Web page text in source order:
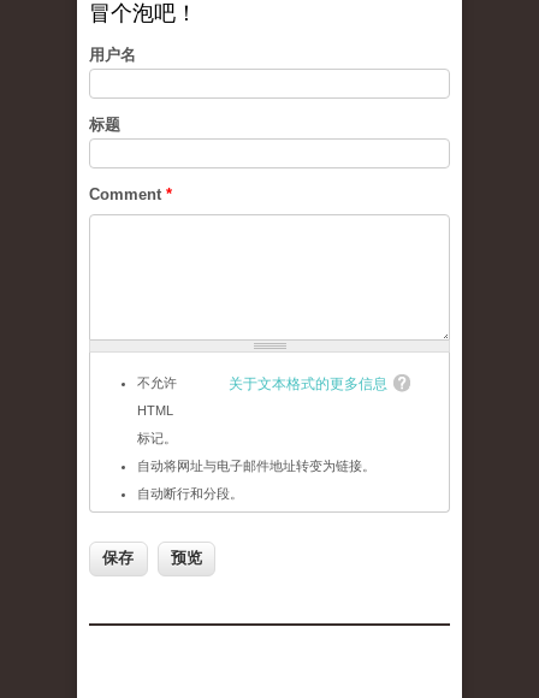
冒个泡吧！
用户名
标题
Comment *
关于文本格式的更多信息
不允许
HTML
标记。
自动将网址与电子邮件地址转变为链接。
自动断行和分段。